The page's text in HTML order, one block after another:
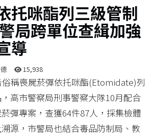
托咪酯列三級管制
局跨單位查緝加強
導
15,938
稱喪屍菸彈依托咪酯(Etomidate)列
高市警察局刑事警察大隊10月配合
彈專案，查獲64件87人，採集檢體
源，市警局也結合毒品防制局、教